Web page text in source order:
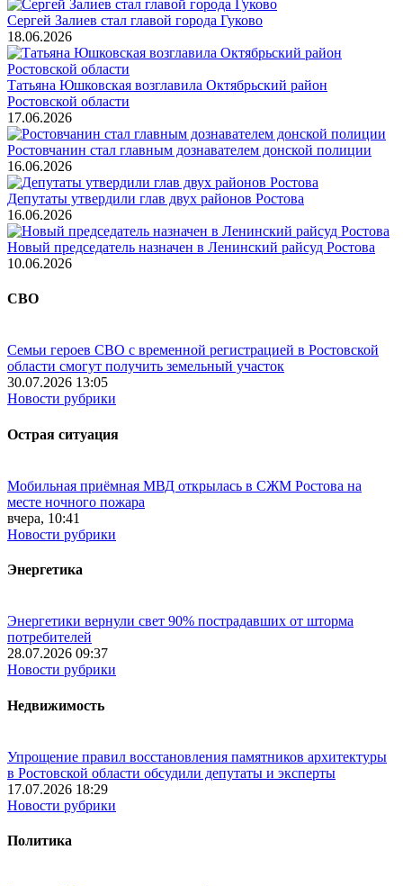
Сергей Залиев стал главой города Гуково
18.06.2026
Татьяна Юшковская возглавила Октябрьский район
Ростовской области
17.06.2026
Ростовчанин стал главным дознавателем донской полиции
16.06.2026
Депутаты утвердили глав двух районов Ростова
16.06.2026
Новый председатель назначен в Ленинский райсуд Ростова
10.06.2026
СВО
Семьи героев СВО с временной регистрацией в Ростовской
области смогут получить земельный участок
30.07.2026 13:05
Новости рубрики
Острая ситуация
Мобильная приёмная МВД открылась в СЖМ Ростова на
месте ночного пожара
вчера, 10:41
Новости рубрики
Энергетика
Энергетики вернули свет 90% пострадавших от шторма
потребителей
28.07.2026 09:37
Новости рубрики
Недвижимость
Упрощение правил восстановления памятников архитектуры
в Ростовской области обсудили депутаты и эксперты
17.07.2026 18:29
Новости рубрики
Политика